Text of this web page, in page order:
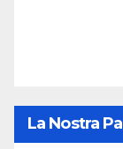
La Nostra